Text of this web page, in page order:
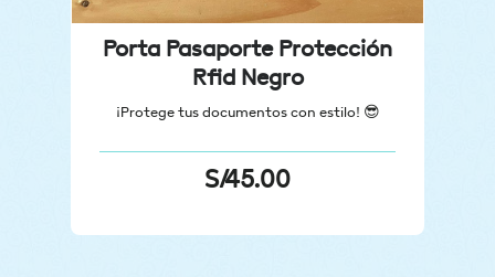
Porta Pasaporte Protección
Rfid Negro
¡Protege tus documentos con estilo! 😎
S/45.00